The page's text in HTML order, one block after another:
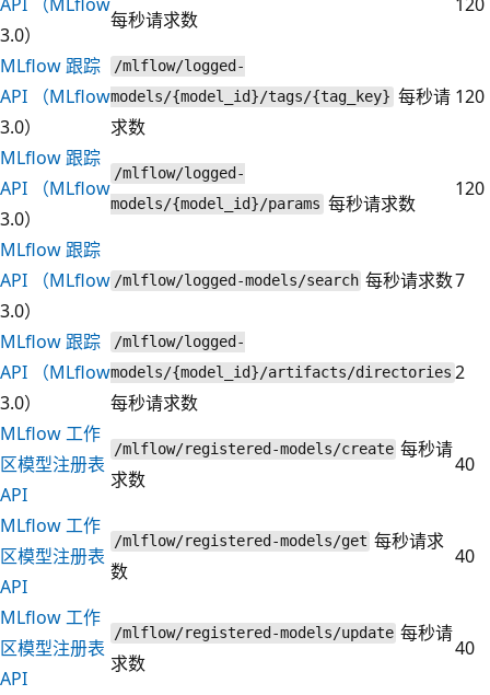
3.0）
每秒请求数
MLflow 跟踪
API （MLflow
3.0）
/mlflow/logged-
models/{model_id}/tags/{tag_key} 每秒请
求数
120
MLflow 跟踪
API （MLflow
3.0）
/mlflow/logged-
models/{model_id}/params 每秒请求数
120
MLflow 跟踪
API （MLflow
3.0）
/mlflow/logged-models/search 每秒请求数7
MLflow 跟踪
API （MLflow
3.0）
/mlflow/logged-
models/{model_id}/artifacts/directories
每秒请求数
2
MLflow 工作
区模型注册表
API
/mlflow/registered-models/create 每秒请
求数
40
MLflow 工作
区模型注册表
API
/mlflow/registered-models/get 每秒请求
数
40
MLflow 工作
区模型注册表
API
/mlflow/registered-models/update 每秒请
求数
40